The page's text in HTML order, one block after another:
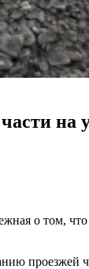
на
о том, что
проезжей